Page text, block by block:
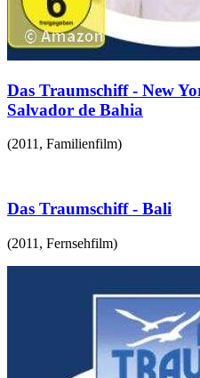
Das Traumschiff - New
Salvador de Bahia
(2011 , Familienfilm)
Das Traumschiff - Bali
(2011 , Fernsehfilm)